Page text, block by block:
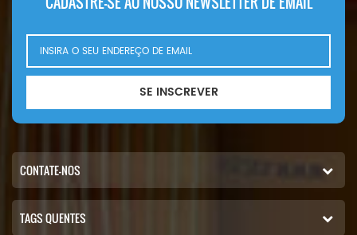
SE INSCREVER
CONTATE-NOS
TAGS QUENTES